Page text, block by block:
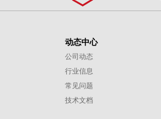
动态中心
公司动态
行业信息
常见问题
技术文档